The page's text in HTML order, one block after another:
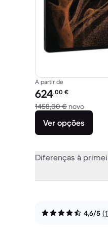
A partir de
Preço recondicionado:
624,00 €
1458,00 € novoVersus
Ver opções
Diferenças à
4,6/5